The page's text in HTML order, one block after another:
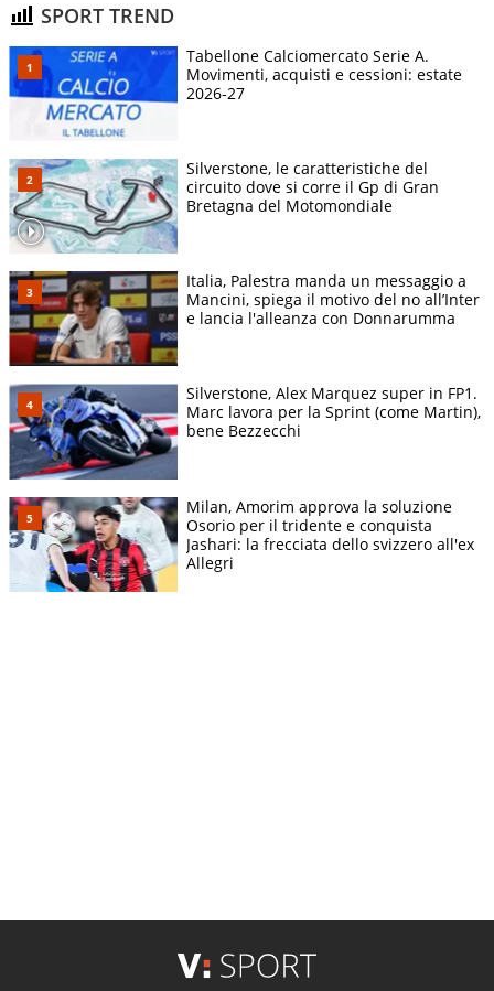
SPORT TREND
Tabellone Calciomercato Serie A.
Movimenti, acquisti e cessioni: estate
2026-27
Silverstone, le caratteristiche del
circuito dove si corre il Gp di Gran
Bretagna del Motomondiale
Italia, Palestra manda un messaggio a
Mancini, spiega il motivo del no all’Inter
e lancia l'alleanza con Donnarumma
Silverstone, Alex Marquez super in FP1.
Marc lavora per la Sprint (come Martin),
bene Bezzecchi
Milan, Amorim approva la soluzione
Osorio per il tridente e conquista
Jashari: la frecciata dello svizzero all'ex
Allegri